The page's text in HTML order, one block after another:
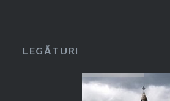
LEGĂTURI